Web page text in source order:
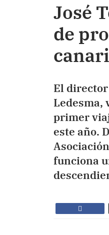
José
de
El
Ledesma,
primer
este año.
funciona